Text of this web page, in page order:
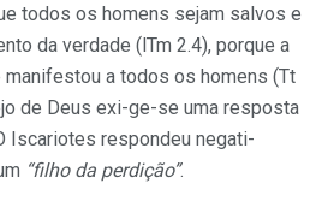
todos os homens sejam salvos e
da verdade (lTm 2.4), porque a
manifestou a to­dos os homens (Tt
de Deus exi-ge-se uma resposta
Iscariotes respondeu negati­
“filho da perdição”.